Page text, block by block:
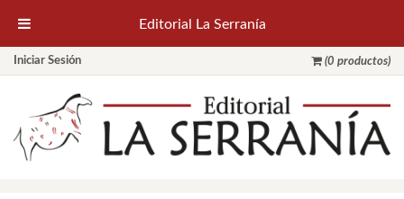
Iniciar Sesión (0 productos)
Editorial La Serranía